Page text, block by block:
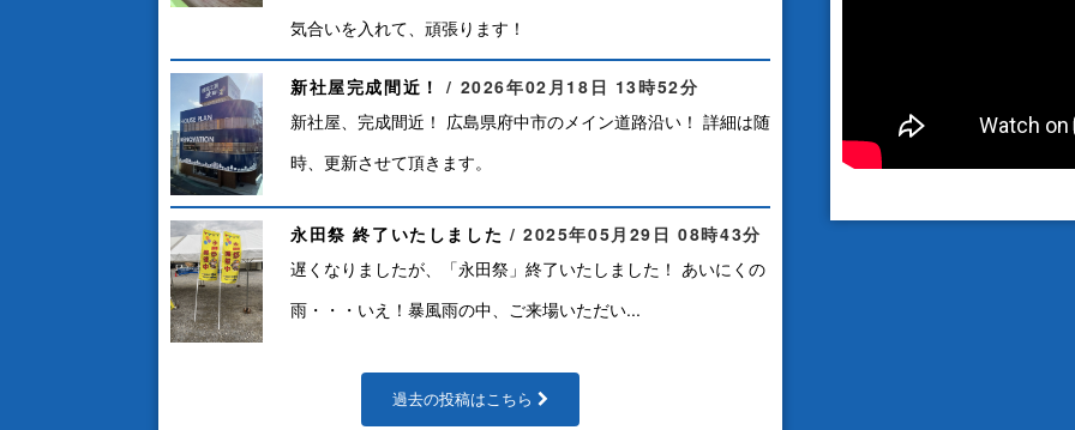
気合いを入れて、頑張ります！
新社屋完成間近！ 2026年02月18日 13時52分
新社屋、完成間近！ 広島県府中市のメイン道路沿い！ 詳細は随
時、更新させて頂きます。
永田祭 終了いたしました 2025年05月29日 08時43分
遅くなりましたが、「永田祭」終了いたしました！ あいにくの
雨・・・いえ！暴風雨の中、ご来場いただい...
過去の投稿はこちら